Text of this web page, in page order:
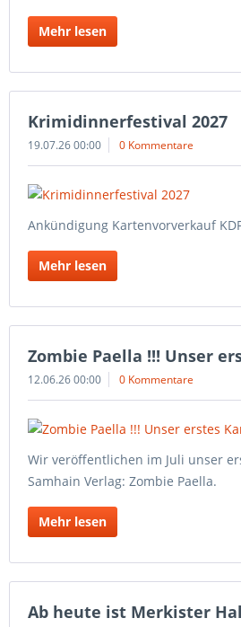
Mehr lesen
Krimidinnerfestival 2027
19.07.26 00:00 0 Kommentare
Ankündigung Kartenvorverkauf
Mehr lesen
Zombie Paella !!! Unser
12.06.26 00:00 0 Kommentare
Wir veröffentlichen im Juli unser
Samhain Verlag: Zombie Paella.
Mehr lesen
Ab heute ist Merkister